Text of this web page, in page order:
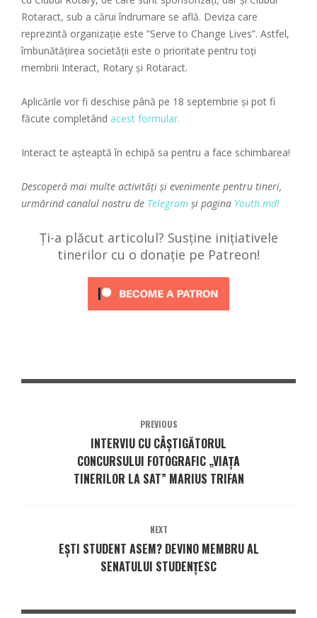
Rotaract, sub a cărui îndrumare se află. Deviza care
reprezintă organizație este ”Serve to Change Lives”. Astfel,
îmbunătățirea societății este o prioritate pentru toți
membrii Interact, Rotary și Rotaract.
Aplicările vor fi deschise până pe 18 septembrie și pot fi
făcute completând acest formular.
Interact te așteaptă în echipă sa pentru a face schimbarea!
Descoperă mai multe activități și evenimente pentru tineri,
urmărind canalul nostru de Telegram și pagina Youth.md!
Ți-a plăcut articolul? Susține inițiativele
tinerilor cu o donație pe Patreon!
PREVIOUS
INTERVIU CU CÂȘTIGĂTORUL
CONCURSULUI FOTOGRAFIC „VIAȚA
TINERILOR LA SAT” MARIUS TRIFAN
NEXT
EȘTI STUDENT ASEM? DEVINO MEMBRU AL
SENATULUI STUDENȚESC